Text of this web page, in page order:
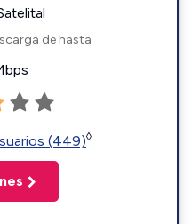
de hasta
(449)◊